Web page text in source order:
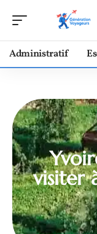
Administratif
visiter